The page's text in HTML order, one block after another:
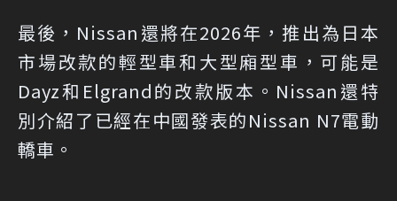
最後，Nissan還將在2026年，推出為日本
市場改款的輕型車和大型廂型車，可能是
Dayz和Elgrand的改款版本。Nissan還特
別介紹了已經在中國發表的Nissan N7電動
轎車。